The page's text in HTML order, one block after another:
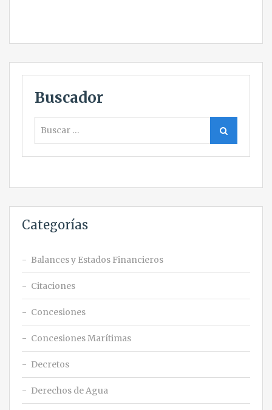
Buscador
Buscar
Categorías
Balances y Estados Financieros
Citaciones
Concesiones
Concesiones Marítimas
Decretos
Derechos de Agua